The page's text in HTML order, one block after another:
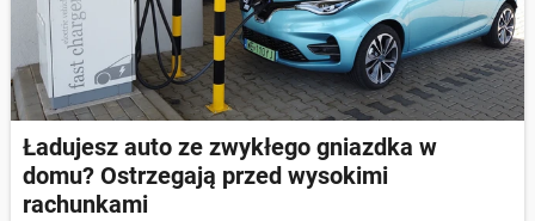
Ładujesz auto ze zwykłego gniazdka w
domu? Ostrzegają przed wysokimi
rachunkami